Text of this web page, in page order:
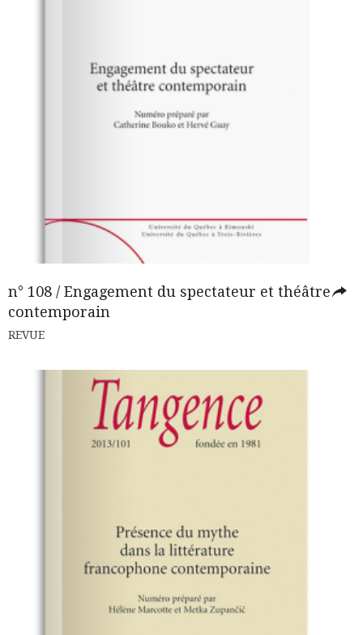
n° 108 / Engagement du spectateur et théâtre
contemporain
REVUE